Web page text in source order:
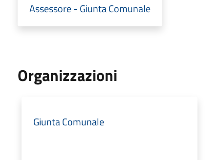
Assessore - Giunta Comunale
Organizzazioni
Giunta Comunale